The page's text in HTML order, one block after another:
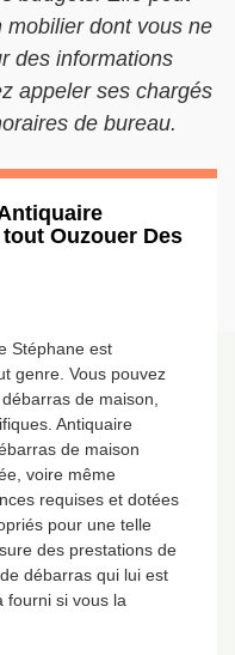
mobilier dont vous ne
des informations
appeler ses chargés
de bureau.
Ouzouer Des
Stéphane est
genre. Vous pouvez
de maison,
Antiquaire
de maison
voire même
requises et dotées
pour une telle
des prestations de
débarras qui lui est
fourni si vous la